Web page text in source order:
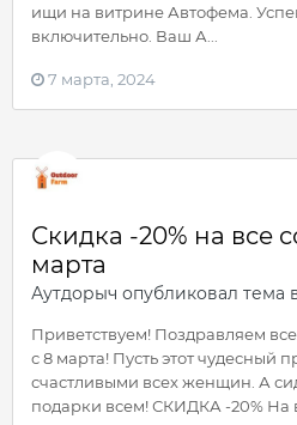
ищи на витрине Автофема.
включительно. Ваш А...
7 марта, 2024
Скидка -20% на все
марта
Аутдорыч опубликовал тема
Приветствуем! Поздравляем
с 8 марта! Пусть этот чудесный
счастливыми всех женщин. А
подарки всем! СКИДКА -20% На